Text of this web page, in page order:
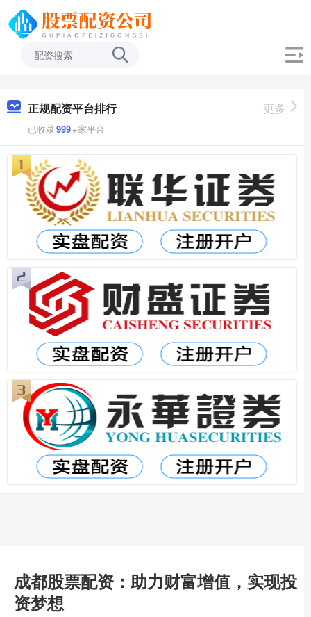
正规配资平台排行
已收录999+家平台
更多
成都股票配资：助力财富增值，实现投
资梦想